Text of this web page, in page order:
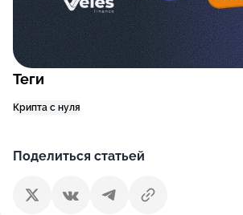
Теги
Крипта с нуля
Поделиться статьей